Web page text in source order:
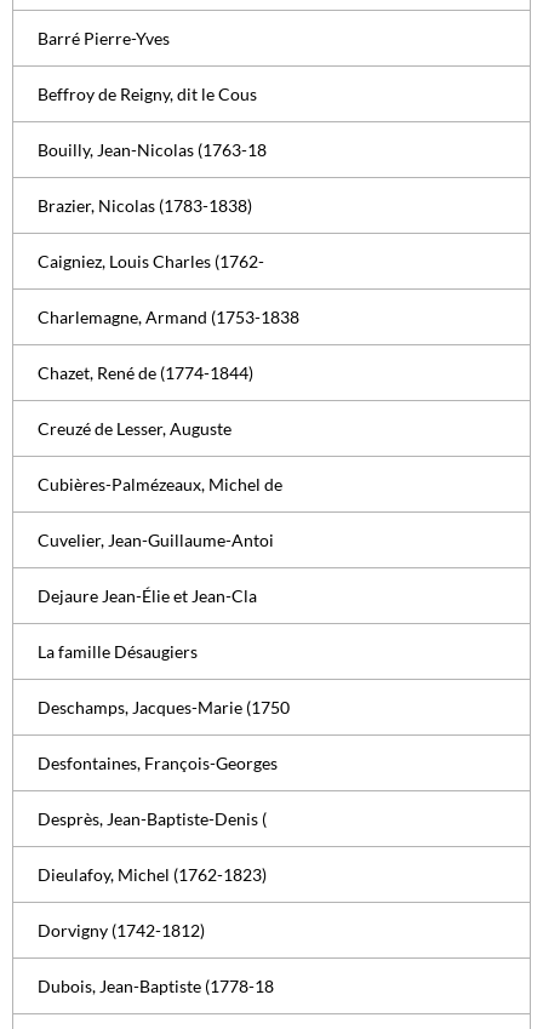
Barré Pierre-Yves
Beffroy de Reigny, dit le Cous
Bouilly, Jean-Nicolas (1763-18
Brazier, Nicolas (1783-1838)
Caigniez, Louis Charles (1762-
Charlemagne, Armand (1753-1838
Chazet, René de (1774-1844)
Creuzé de Lesser, Auguste
Cubières-Palmézeaux, Michel de
Cuvelier, Jean-Guillaume-Antoi
Dejaure Jean-Élie et Jean-Cla
La famille Désaugiers
Deschamps, Jacques-Marie (1750
Desfontaines, François-Georges
Desprès, Jean-Baptiste-Denis (
Dieulafoy, Michel (1762-1823)
Dorvigny (1742-1812)
Dubois, Jean-Baptiste (1778-18